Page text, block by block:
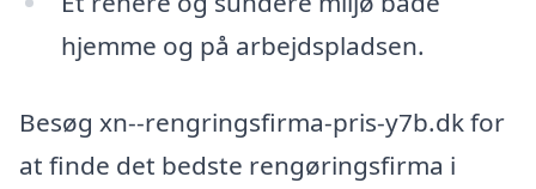
hjemme og på arbejdspladsen.
Besøg xn--rengringsfirma-pris-y7b.dk for
at finde det bedste rengøringsfirma i